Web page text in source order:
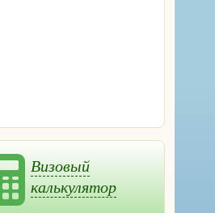
Визовый
калькулятор